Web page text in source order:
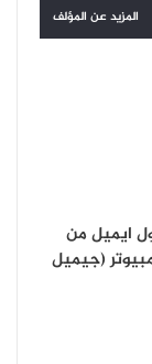
المزيد عن المؤلف
ايميل من
(جيميل